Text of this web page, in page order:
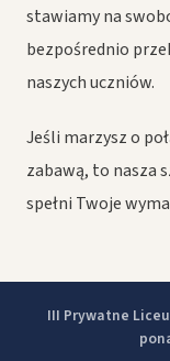
stawiamy na
bezpośrednio
naszych uczniów.
Jeśli marzysz o
zabawą, to nasza
spełni Twoje
III Prywatne